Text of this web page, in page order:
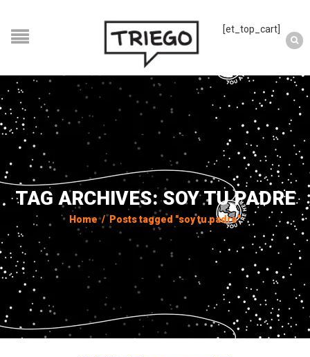
[et_top_cart]
TAG ARCHIVES: SOY TU PADRE
Home / Posts tagged "soy tu padre"